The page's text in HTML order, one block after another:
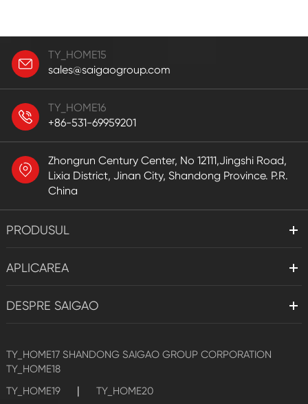
TY_HOME15
sales@saigaogroup.com
TY_HOME16
+86-531-69959201
Zhongrun Century Center, No 12111,Jingshi Road,
Lixia District, Jinan City, Shandong Province. P.R.
China
PRODUSUL
APLICAREA
DESPRE SAIGAO
TY_HOME17 SHANDONG SAIGAO GROUP CORPORATION
TY_HOME18
TY_HOME19
| TY_HOME20